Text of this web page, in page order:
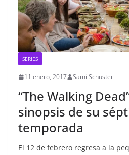
SERIES
11 enero, 2017 Sami Schuster
“The Walking
sinopsis de su
temporada
El 12 de febrero regresa a la